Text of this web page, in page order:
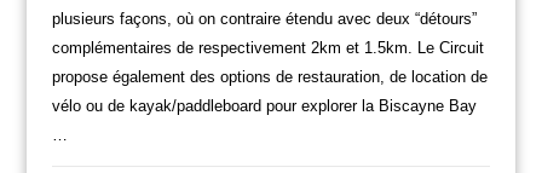
plusieurs façons, où on contraire étendu avec deux “détours”
complémentaires de respectivement 2km et 1.5km. Le Circuit
propose également des options de restauration, de location de
vélo ou de kayak/paddleboard pour explorer la Biscayne Bay